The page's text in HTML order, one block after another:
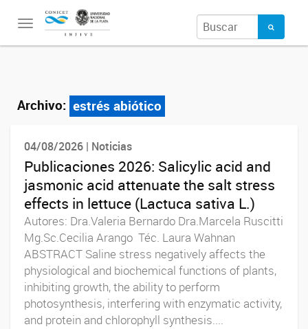
Toggle
navigation
Archivo: estrés abiótico
04/08/2026 | Noticias
Publicaciones 2026: Salicylic acid and
jasmonic acid attenuate the salt stress
effects in lettuce (Lactuca sativa L.)
Autores: Dra.Valeria Bernardo Dra.Marcela Ruscitti
Mg.Sc.Cecilia Arango Téc. Laura Wahnan
ABSTRACT Saline stress negatively affects the
physiological and biochemical functions of plants,
inhibiting growth, the ability to perform
photosynthesis, interfering with enzymatic activity,
and protein and chlorophyll synthesis....